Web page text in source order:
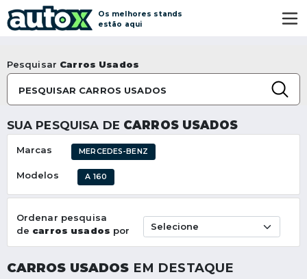
Os melhores stands
estão aqui
Pesquisar Carros Usados
PESQUISAR CARROS USADOS
SUA PESQUISA DE CARROS USADOS
Marcas MERCEDES-BENZ
Modelos A 160
Ordenar pesquisa
de carros usados por
CARROS USADOS EM DESTAQUE